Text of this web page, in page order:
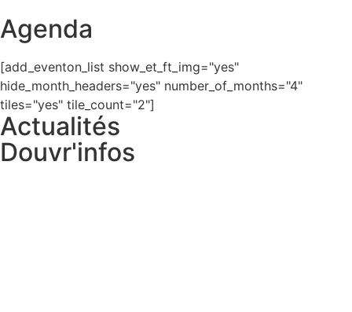
Agenda
[add_eventon_list show_et_ft_img="yes"
hide_month_headers="yes" number_of_months="4"
tiles="yes" tile_count="2"]
Actualités
Douvr'infos